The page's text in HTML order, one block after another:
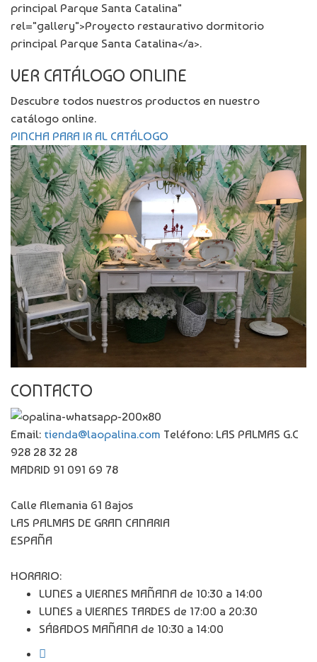
principal Parque Santa Catalina"
rel="gallery">Proyecto restaurativo dormitorio
principal Parque Santa Catalina</a>.
VER CATÁLOGO ONLINE
Descubre todos nuestros productos en nuestro
catálogo online.
PINCHA PARA IR AL CATÁLOGO
CONTACTO
Email: tienda@laopalina.com Teléfono: LAS PALMAS G.C
928 28 32 28
MADRID 91 091 69 78
Calle Alemania 61 Bajos
LAS PALMAS DE GRAN CANARIA
ESPAÑA
HORARIO:
LUNES a VIERNES MAÑANA de 10:30 a 14:00
LUNES a VIERNES TARDES de 17:00 a 20:30
SÁBADOS MAÑANA de 10:30 a 14:00